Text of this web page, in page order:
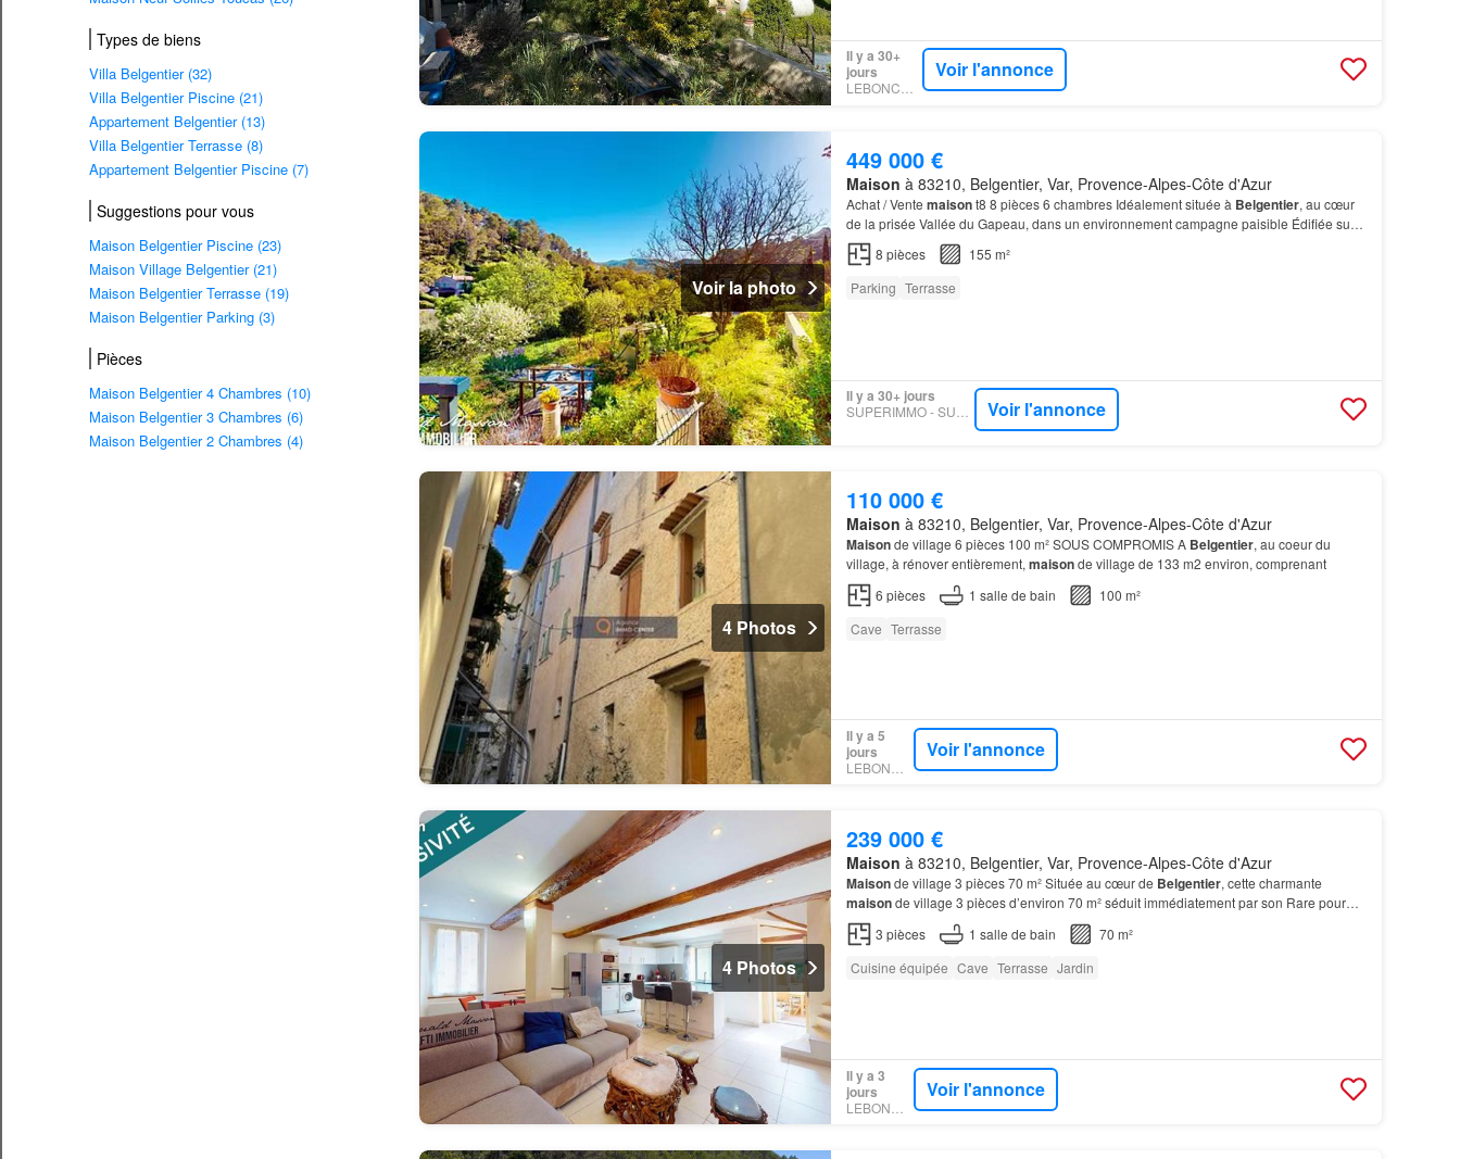
Types de biens
Villa Belgentier (32)
Villa Belgentier Piscine (21)
Appartement Belgentier (13)
Villa Belgentier Terrasse (8)
Appartement Belgentier Piscine (7)
Suggestions pour vous
Maison Belgentier Piscine (23)
Maison Village Belgentier (21)
Maison Belgentier Terrasse (19)
Maison Belgentier Parking (3)
Pièces
Maison Belgentier 4 Chambres (10)
Maison Belgentier 3 Chambres (6)
Maison Belgentier 2 Chambres (4)
Il y a 30+
jours
LEBONCOIN
Voir l'annonce
Voir la photo
449 000 €
Maison à 83210, Belgentier, Var, Provence-Alpes-Côte d'Azur
Achat / Vente maisont8 8 pièces 6 chambres Idéalement située à Belgentier, au cœur
de la prisée Vallée du Gapeau, dans un environnement campagne paisible Édifiée sur
une magnifique parcelle arborée, entièrement clôturée, d’e…
8 pièces
155 m²
Parking Terrasse
Il y a 30+ jours
SUPERIMMO - SUPERIMMO Voir l'annonce
4 Photos
110 000 €
Maison à 83210, Belgentier, Var, Provence-Alpes-Côte d'Azur
Maisonde village 6 pièces 100 m² SOUS COMPROMIS A Belgentier, au coeur du
village, à rénover entièrement, maisonde village de 133 m2 environ, comprenant
6 pièces 1 salle de bain
100 m²
Cave Terrasse
Il y a 5
jours
Voir l'annonce
4 Photos
239 000 €
Maison à 83210, Belgentier, Var, Provence-Alpes-Côte d'Azur
Maisonde village 3 pièces 70 m² Située au cœur de Belgentier, cette charmante
maisonde village 3 pièces d’environ 70 m² séduit immédiatement par son Rare pour
une
de village, elle bénéficie d’une superbe terrasse d’e…
3 pièces 1 salle de bain
70 m²
Cuisine équipée Cave Terrasse Jardin
Il y a 3
jours
Voir l'annonce